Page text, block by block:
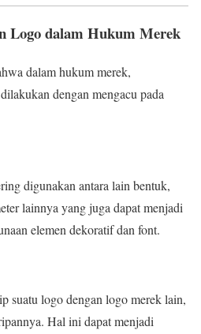
Logo dalam Hukum Merek
dalam hukum merek,
dengan mengacu pada
digunakan antara lain bentuk,
lainnya yang juga dapat menjadi
elemen dekoratif dan font.
suatu logo dengan logo merek lain,
Hal ini dapat menjadi